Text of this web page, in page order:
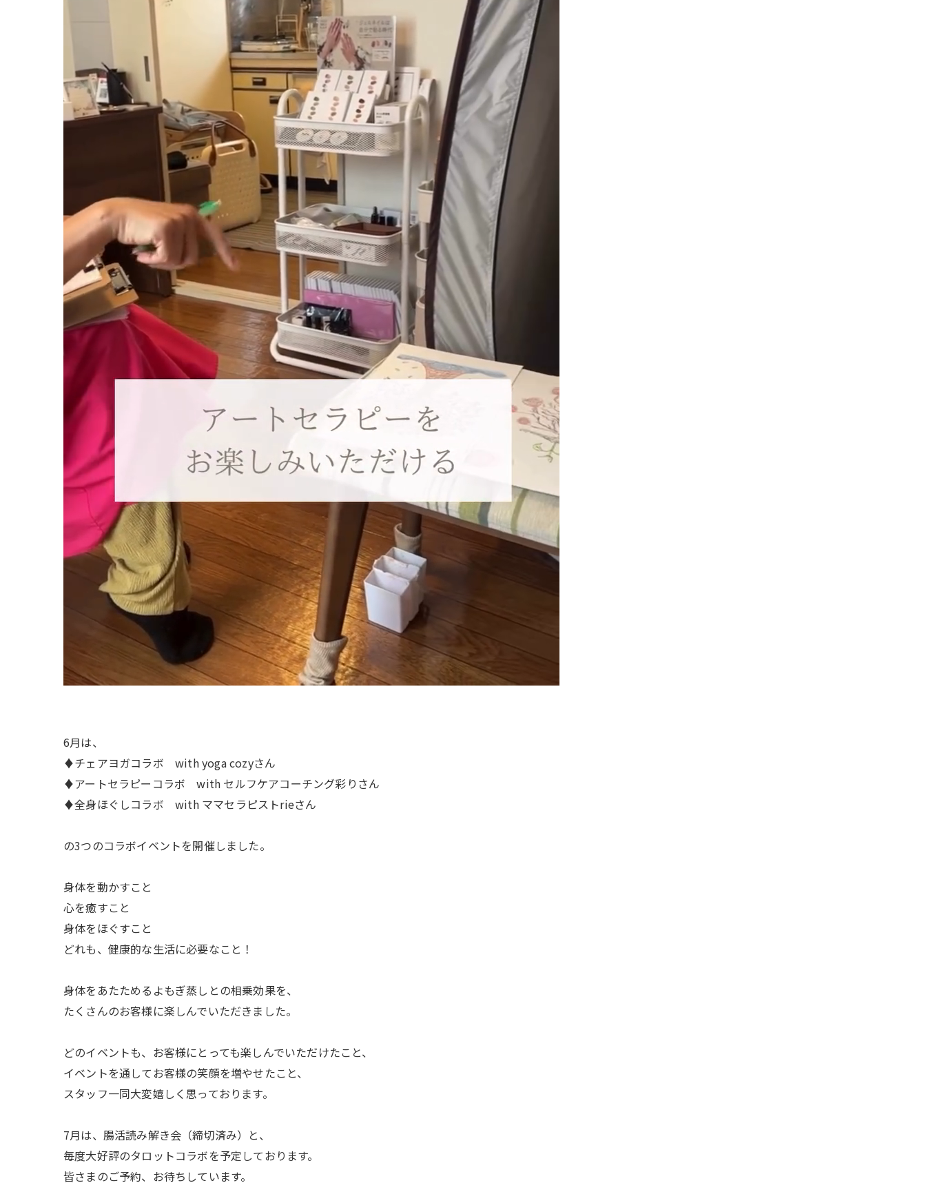
6月は、
♦チェアヨガコラボ with yoga cozyさん
♦アートセラピーコラボ with セルフケアコーチング彩りさん
♦全身ほぐしコラボ with ママセラピストrieさん
の3つのコラボイベントを開催しました。
身体を動かすこと
心を癒すこと
身体をほぐすこと
どれも、健康的な生活に必要なこと！
身体をあたためるよもぎ蒸しとの相乗効果を、
たくさんのお客様に楽しんでいただきました。
どのイベントも、お客様にとっても楽しんでいただけたこと、
イベントを通してお客様の笑顔を増やせたこと、
スタッフ一同大変嬉しく思っております。
7月は、腸活読み解き会（締切済み）と、
毎度大好評のタロットコラボを予定しております。
皆さまのご予約、お待ちしています。